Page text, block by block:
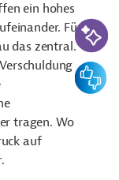
ein hohes
Für
das zentral.
tragen. Wo
auf
KI-